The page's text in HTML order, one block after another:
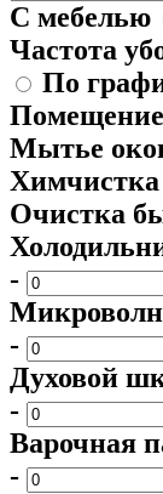
С мебелью
Частота
По
Мытье
Химчистка
Очистка
-
-
Духовой
-
Варочная
-